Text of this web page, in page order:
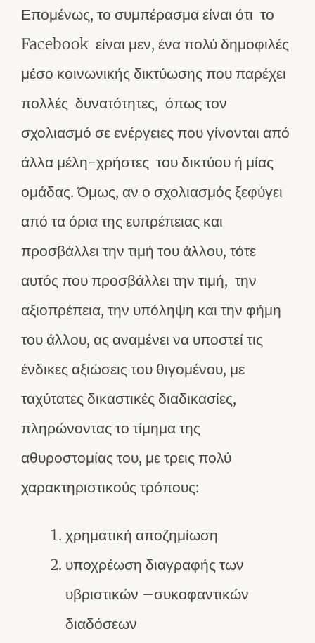
Επομένως, το συμπέρασμα είναι ότι το
Facebook είναι μεν, ένα πολύ δημοφιλές
μέσο κοινωνικής δικτύωσης που παρέχει
πολλές δυνατότητες, όπως τον
σχολιασμό σε ενέργειες που γίνονται από
άλλα μέλη-χρήστες του δικτύου ή μίας
ομάδας. Όμως, αν ο σχολιασμός ξεφύγει
από τα όρια της ευπρέπειας και
προσβάλλει την τιμή του άλλου, τότε
αυτός που προσβάλλει την τιμή, την
αξιοπρέπεια, την υπόληψη και την φήμη
του άλλου, ας αναμένει να υποστεί τις
ένδικες αξιώσεις του θιγομένου, με
ταχύτατες δικαστικές διαδικασίες,
πληρώνοντας το τίμημα της
αθυροστομίας του, με τρεις πολύ
χαρακτηριστικούς τρόπους:
χρηματική αποζημίωση
υποχρέωση διαγραφής των
υβριστικών –συκοφαντικών
διαδόσεων